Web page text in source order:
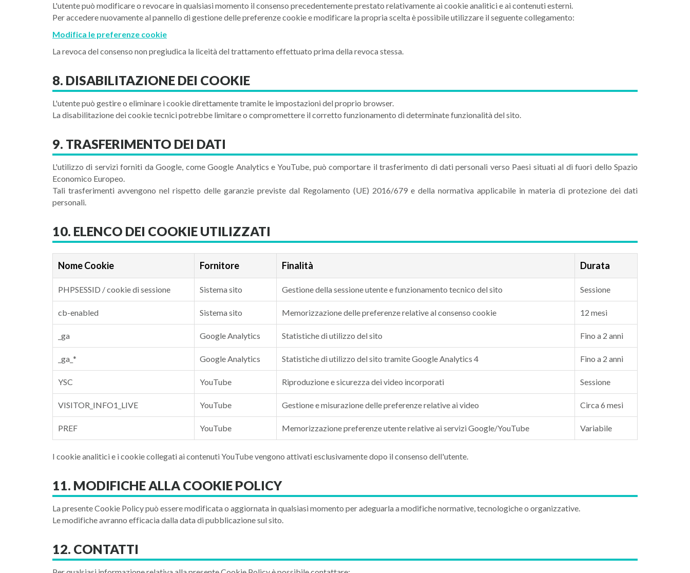
L'utente può modificare o revocare in qualsiasi momento il consenso precedentemente prestato relativamente ai cookie analitici e ai contenuti esterni.
Per accedere nuovamente al pannello di gestione delle preferenze cookie e modificare la propria scelta è possibile utilizzare il seguente collegamento:
Modifica le preferenze cookie
La revoca del consenso non pregiudica la liceità del trattamento effettuato prima della revoca stessa.
8. DISABILITAZIONE DEI COOKIE
L'utente può gestire o eliminare i cookie direttamente tramite le impostazioni del proprio browser.
La disabilitazione dei cookie tecnici potrebbe limitare o compromettere il corretto funzionamento di determinate funzionalità del sito.
9. TRASFERIMENTO DEI DATI
L'utilizzo di servizi forniti da Google, come Google Analytics e YouTube, può comportare il trasferimento di dati personali verso Paesi situati al di fuori dello Spazio
Economico Europeo.
Tali trasferimenti avvengono nel rispetto delle garanzie previste dal Regolamento (UE) 2016/679 e della normativa applicabile in materia di protezione dei dati
personali.
10. ELENCO DEI COOKIE UTILIZZATI
Nome Cookie Fornitore Finalità Durata
PHPSESSID / cookie di sessione Sistema sito Gestione della sessione utente e funzionamento tecnico del sito Sessione
cb-enabled Sistema sito Memorizzazione delle preferenze relative al consenso cookie 12 mesi
_ga Google Analytics Statistiche di utilizzo del sito Fino a 2 anni
_ga_* Google Analytics Statistiche di utilizzo del sito tramite Google Analytics 4 Fino a 2 anni
YSC YouTube Riproduzione e sicurezza dei video incorporati Sessione
VISITOR_INFO1_LIVE YouTube Gestione e misurazione delle preferenze relative ai video Circa 6 mesi
PREF YouTube Memorizzazione preferenze utente relative ai servizi Google/YouTube Variabile
I cookie analitici e i cookie collegati ai contenuti YouTube vengono attivati esclusivamente dopo il consenso dell'utente.
11. MODIFICHE ALLA COOKIE POLICY
La presente Cookie Policy può essere modificata o aggiornata in qualsiasi momento per adeguarla a modifiche normative, tecnologiche o organizzative.
Le modifiche avranno efficacia dalla data di pubblicazione sul sito.
12. CONTATTI